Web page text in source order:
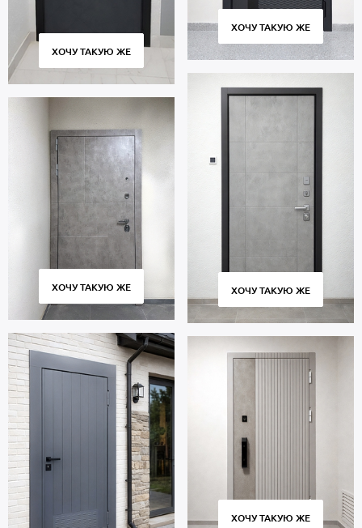
ХОЧУ ТАКУЮ ЖЕ
ХОЧУ ТАКУЮ ЖЕ
ХОЧУ ТАКУЮ ЖЕ
ХОЧУ ТАКУЮ ЖЕ
ХОЧУ ТАКУЮ ЖЕ